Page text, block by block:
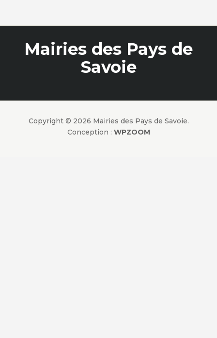
Mairies des Pays de
Savoie
Copyright © 2026 Mairies des Pays de Savoie.
Conception : WPZOOM